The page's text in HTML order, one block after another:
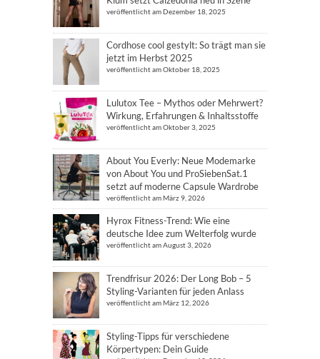
veröffentlicht am Dezember 18, 2025
Cordhose cool gestylt: So trägt man sie
jetzt im Herbst 2025
veröffentlicht am Oktober 18, 2025
Lulutox Tee – Mythos oder Mehrwert?
Wirkung, Erfahrungen & Inhaltsstoffe
veröffentlicht am Oktober 3, 2025
About You Everly: Neue Modemarke
von About You und ProSiebenSat.1
setzt auf moderne Capsule Wardrobe
veröffentlicht am März 9, 2026
Hyrox Fitness-Trend: Wie eine
deutsche Idee zum Welterfolg wurde
veröffentlicht am August 3, 2026
Trendfrisur 2026: Der Long Bob – 5
Styling-Varianten für jeden Anlass
veröffentlicht am März 12, 2026
Styling-Tipps für verschiedene
Körpertypen: Dein Guide